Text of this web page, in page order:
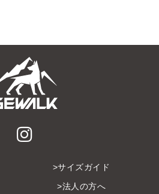
サイズガイド
法人の方へ